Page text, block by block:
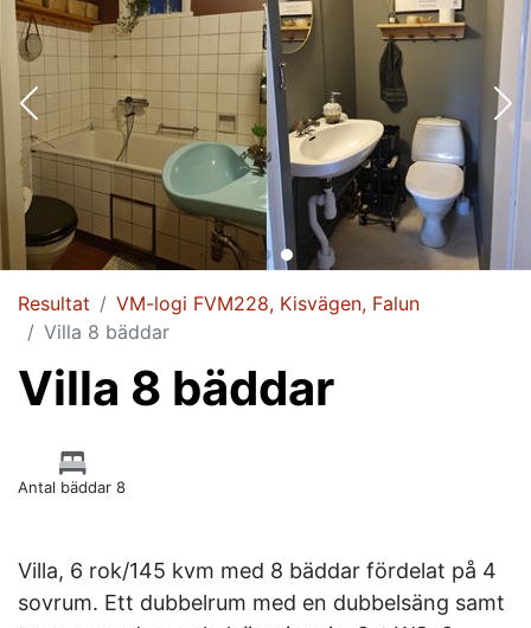
Resultat
VM-logi FVM228, Kisvägen, Falun
Villa 8 bäddar
Villa 8 bäddar
Antal bäddar 8
Villa, 6 rok/145 kvm med 8 bäddar fördelat på 4
sovrum. Ett dubbelrum med en dubbelsäng samt